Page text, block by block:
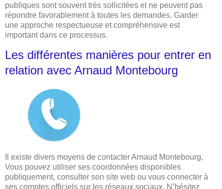
publiques sont souvent très sollicitées et ne peuvent pas
répondre favorablement à toutes les demandes. Garder
une approche respectueuse et compréhensive est
important dans ce processus.
Les différentes manières pour entrer en
relation avec Arnaud Montebourg
Il existe divers moyens de contacter Arnaud Montebourg.
Vous pouvez utiliser ses coordonnées disponibles
publiquement, consulter son site web ou vous connecter à
ses comptes officiels sur les réseaux sociaux. N’hésitez